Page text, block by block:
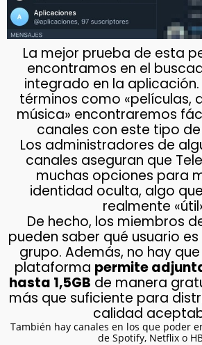
La mejor prueba de esta
encontramos en el
integrado en la
términos como «películas,
música» encontraremos
canales con este tipo
Los administradores de
canales aseguran que
muchas opciones para
identidad oculta, algo
realmente
De hecho, los miembros
pueden saber qué usuario
grupo. Además, no hay
plataforma permite
hasta 1,5GB de manera
más que suficiente para
calidad
También hay canales en los que poder
de Spotify, Netflix o